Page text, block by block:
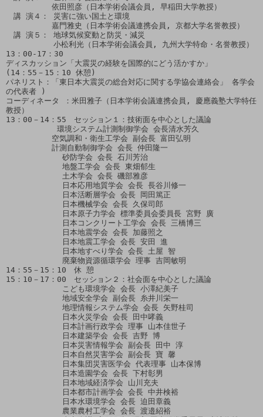
依田照彦（日本学術会議会員, 早稲田大学教授）
講 演４： 災害に強い国土と環境
嘉門雅史（日本学術会議連携会員, 京都大学名誉教授）
講 演５： 地球気候変動と防災・減災
小松利光（日本学術会議会員, 九州大学特命・名誉教授）
13：00‐17：30
ディスカッション「大震災の経験を国際的にどう活かすか」
(14：55－15：10 休憩)
パネリスト：「東日本大震災の総合対応に関する学協会連絡会」 各学会
の代表者 )
コーディネータ ：米田雅子（日本学術会議連携会員, 慶應義塾大学特任
教授）
13：00－14：55　セッション１：技術面を中心とした議論
環境システム計測制御学会 会長清水芳久
空気調和・衛生工学会 副会長 富田弘明
計測自動制御学会 会長 仲田隆一
14：55－15：10　休 憩
15：10－17：00　セッション２：社会面を中心とした議論